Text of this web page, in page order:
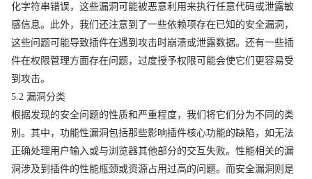
化字符串错误，这些漏洞可能被恶意利用来执行任意代码或泄露敏
感信息。此外，我们还注意到了一些依赖项存在已知的安全漏洞，
这些问题可能导致插件在遇到攻击时崩溃或泄露数据。还有一些插
件在权限管理方面存在问题，过度授予权限可能会使它们更容易受
到攻击。
5.2 漏洞分类
根据发现的安全问题的性质和严重程度，我们将它们分为不同的类
别。其中，功能性漏洞包括那些影响插件核心功能的缺陷，如无法
正确处理用户输入或与浏览器其他部分的交互失败。性能相关的漏
洞涉及到插件的性能瓶颈或资源占用过高的问题。而安全漏洞则是